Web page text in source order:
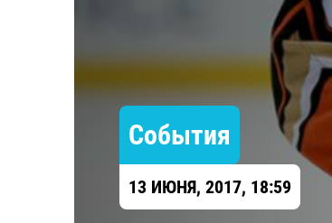
Локомотив
Северсталь
ЦСКА
Шанхайские
События
13 ИЮНЯ, 2017, 18:59